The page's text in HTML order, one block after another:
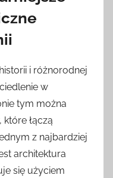
i różnorodnej
w
tym można
łączą
z najbardziej
architektura
się użyciem